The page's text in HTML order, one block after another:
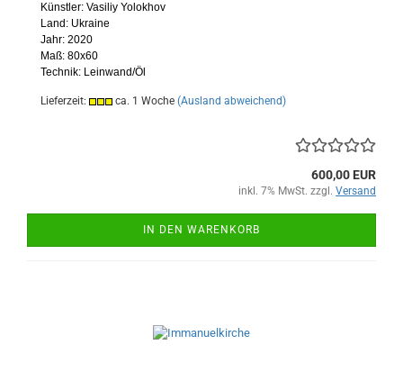
Künstler: Vasiliy Yolokhov
Land: Ukraine
Jahr: 2020
Maß: 80x60
Technik: Leinwand/Öl
Lieferzeit: ca. 1 Woche (Ausland abweichend)
600,00 EUR
inkl. 7% MwSt. zzgl. Versand
IN DEN WARENKORB